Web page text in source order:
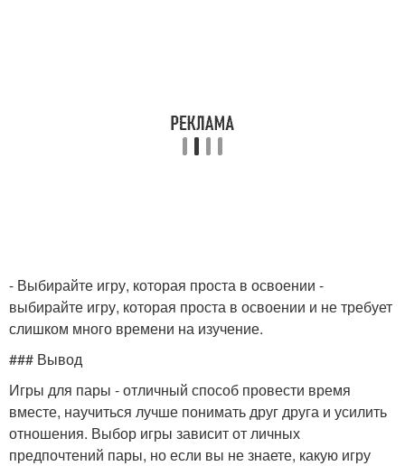
- Выбирайте игру, которая проста в освоении -
выбирайте игру, которая проста в освоении и не требует
слишком много времени на изучение.
### Вывод
Игры для пары - отличный способ провести время
вместе, научиться лучше понимать друг друга и усилить
отношения. Выбор игры зависит от личных
предпочтений пары, но если вы не знаете, какую игру